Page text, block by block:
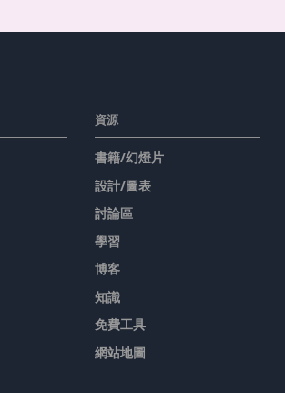
資源
書籍/幻燈片
設計/圖表
討論區
學習
博客
知識
免費工具
網站地圖